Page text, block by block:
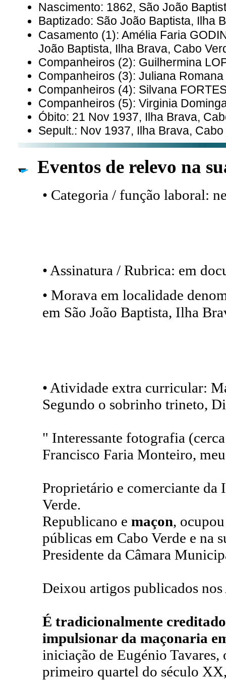
Nascimento: 1862, São João
Baptizado: São João Baptista, Ilha
Casamento (1): Amélia Faria
João Baptista, Ilha Brava, Cabo
Companheiros (2): Guilhermina
Companheiros (3): Juliana
Companheiros (4): Silvana
Companheiros (5): Virginia
Óbito: 21 Nov 1937, Ilha Brava,
Sepult.: Nov 1937, Ilha Brava, Cabo
Eventos de relevo na
• Categoria / função laboral:
• Assinatura / Rubrica: em
• Morava em localidade
em São João Baptista, Ilha
• Atividade extra curricular:
Segundo o sobrinho trineto,
" Interessante fotografia
Francisco Faria Monteiro,
Proprietário e comerciante da
Verde.
Republicano e maçon,
públicas em Cabo Verde e na
Presidente da Câmara
Deixou artigos publicados
É tradicionalmente
impulsionar da maçonaria
iniciação de Eugénio
primeiro quartel do século